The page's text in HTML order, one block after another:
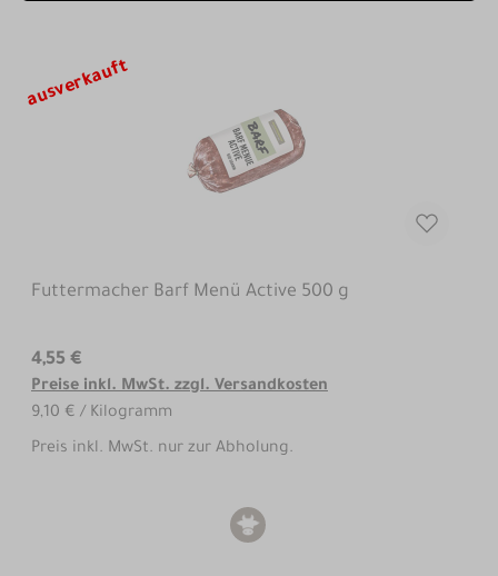
ausverkauft
Futtermacher Barf Menü Active 500 g
4,55 €
Preise inkl. MwSt. zzgl. Versandkosten
9,10 € / Kilogramm
Preis inkl. MwSt. nur zur Abholung.